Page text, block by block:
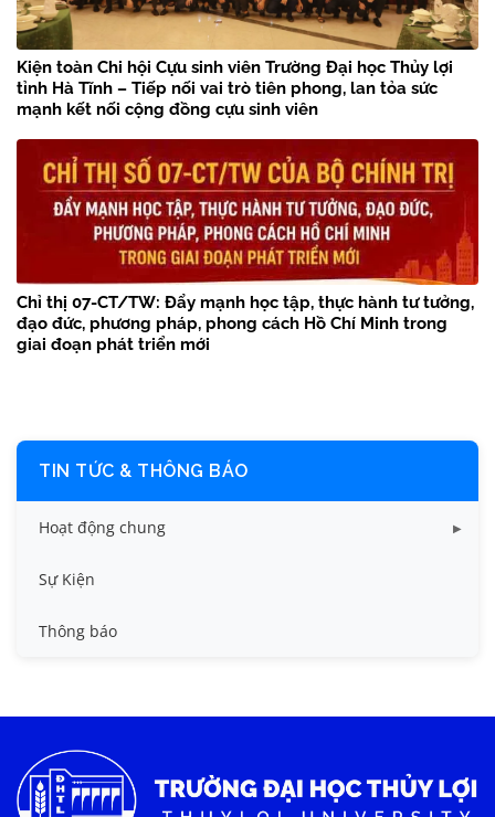
Kiện toàn Chi hội Cựu sinh viên Trường Đại học Thủy lợi
tỉnh Hà Tĩnh – Tiếp nối vai trò tiên phong, lan tỏa sức
mạnh kết nối cộng đồng cựu sinh viên
Chỉ thị 07-CT/TW: Đẩy mạnh học tập, thực hành tư tưởng,
đạo đức, phương pháp, phong cách Hồ Chí Minh trong
giai đoạn phát triển mới
TIN TỨC & THÔNG BÁO
Hoạt động chung
Tin công tác sinh viên
Tin đào tạo
Tin tức chung
Sự Kiện
Thông báo